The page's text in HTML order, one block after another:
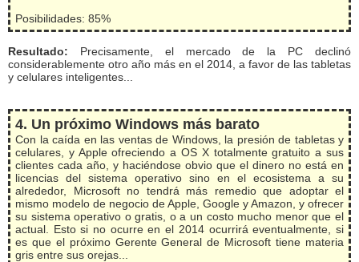
Posibilidades: 85%
Resultado: Precisamente, el mercado de la PC declinó
considerablemente otro año más en el 2014, a favor de las tabletas
y celulares inteligentes...
4. Un próximo Windows más barato
Con la caída en las ventas de Windows, la presión de tabletas y
celulares, y Apple ofreciendo a OS X totalmente gratuito a sus
clientes cada año, y haciéndose obvio que el dinero no está en
licencias del sistema operativo sino en el ecosistema a su
alrededor, Microsoft no tendrá más remedio que adoptar el
mismo modelo de negocio de Apple, Google y Amazon, y ofrecer
su sistema operativo o gratis, o a un costo mucho menor que el
actual. Esto si no ocurre en el 2014 ocurrirá eventualmente, si
es que el próximo Gerente General de Microsoft tiene materia
gris entre sus orejas...